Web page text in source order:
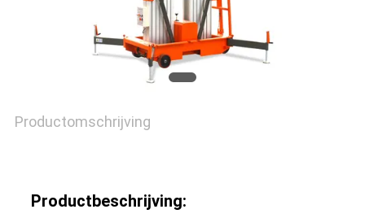
Productomschrijving
Productbeschrijving: